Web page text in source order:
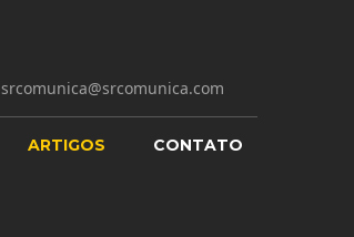
srcomunica@srcomunica.com
ARTIGOS CONTATO